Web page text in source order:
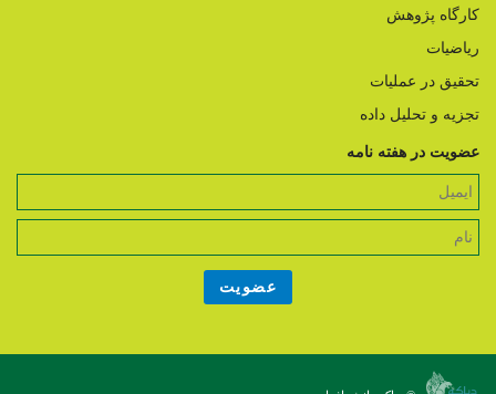
کارگاه پژوهش
ریاضیات
تحقیق در عملیات
تجزیه و تحلیل داده
عضویت در هفته نامه